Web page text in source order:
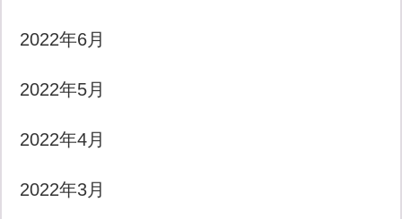
2022年6月
2022年5月
2022年4月
2022年3月